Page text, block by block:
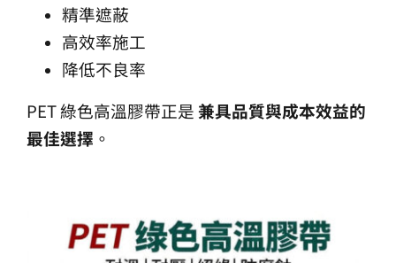
精準遮蔽
高效率施工
降低不良率
PET 綠色高溫膠帶正是兼具品質與成本效益的
最佳選擇 。